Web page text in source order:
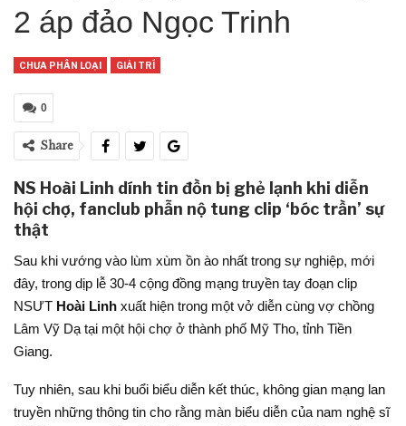
2 áp đảo Ngọc Trinh
CHƯA PHÂN LOẠI GIẢI TRÍ
0
Share
NS Hoài Linh dính tin đồn bị ghẻ lạnh khi diễn
hội chợ, fanclub phẫn nộ tung clip ‘bóc trần’ sự
thật
Sau khi vướng vào lùm xùm ồn ào nhất trong sự nghiệp, mới
đây, trong dịp lễ 30-4 cộng đồng mạng truyền tay đoạn clip
NSƯT Hoài Linh xuất hiện trong một vở diễn cùng vợ chồng
Lâm Vỹ Dạ tại một hội chợ ở thành phố Mỹ Tho, tỉnh Tiền
Giang.
Tuy nhiên, sau khi buổi biểu diễn kết thúc, không gian mạng lan
truyền những thông tin cho rằng màn biểu diễn của nam nghệ sĩ